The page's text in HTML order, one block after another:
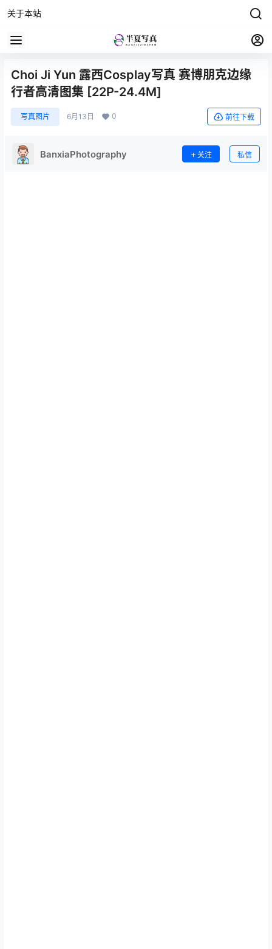
关于本站
Choi Ji Yun 露西Cosplay写真 赛博朋克边缘
行者高清图集 [22P-24.4M]
写真图片 6月13日 0 前往下载
BanxiaPhotography 关注 私信